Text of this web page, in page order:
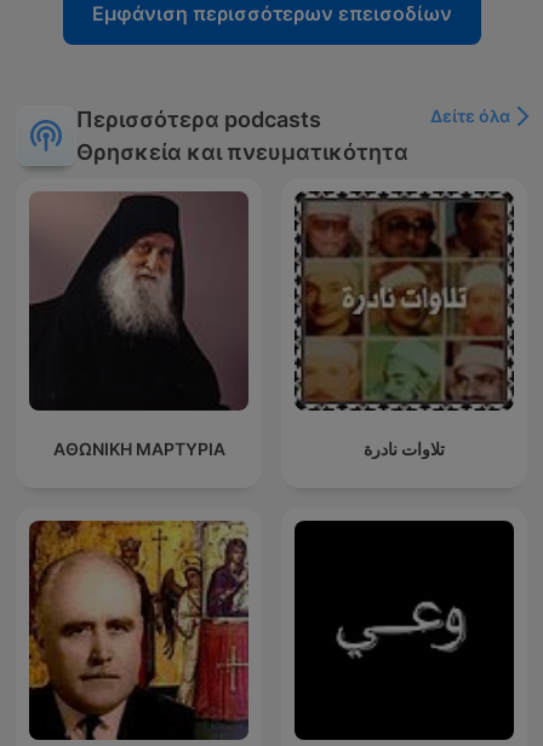
Εμφάνιση περισσότερων επεισοδίων
Περισσότερα podcasts
Θρησκεία και πνευματικότητα
Δείτε όλα
ΑΘΩΝΙΚΗ ΜΑΡΤΥΡΙΑ تلاوات نادرة